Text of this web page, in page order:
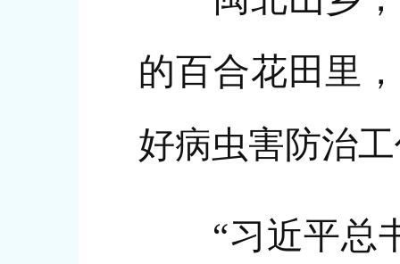
的百合花田里
好病虫害防治
“习近平总书